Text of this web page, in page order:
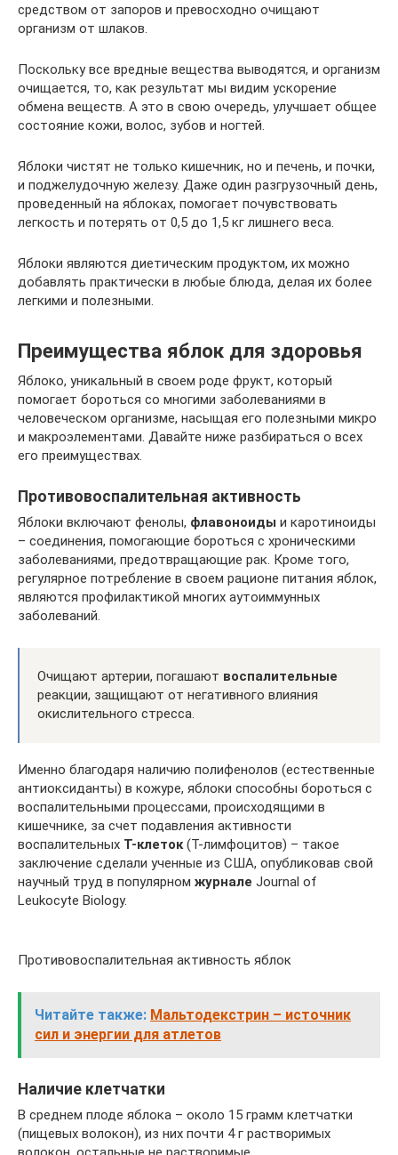
средством от запоров и превосходно очищают
организм от шлаков.
Поскольку все вредные вещества выводятся, и организм
очищается, то, как результат мы видим ускорение
обмена веществ. А это в свою очередь, улучшает общее
состояние кожи, волос, зубов и ногтей.
Яблоки чистят не только кишечник, но и печень, и почки,
и поджелудочную железу. Даже один разгрузочный день,
проведенный на яблоках, помогает почувствовать
легкость и потерять от 0,5 до 1,5 кг лишнего веса.
Яблоки являются диетическим продуктом, их можно
добавлять практически в любые блюда, делая их более
легкими и полезными.
Преимущества яблок для здоровья
Яблоко, уникальный в своем роде фрукт, который
помогает бороться со многими заболеваниями в
человеческом организме, насыщая его полезными микро
и макроэлементами. Давайте ниже разбираться о всех
его преимуществах.
Противовоспалительная активность
Яблоки включают фенолы, флавоноиды и каротиноиды
– соединения, помогающие бороться с хроническими
заболеваниями, предотвращающие рак. Кроме того,
регулярное потребление в своем рационе питания яблок,
являются профилактикой многих аутоиммунных
заболеваний.
Очищают артерии, погашают воспалительные
реакции, защищают от негативного влияния
окислительного стресса.
Именно благодаря наличию полифенолов (естественные
антиоксиданты) в кожуре, яблоки способны бороться с
воспалительными процессами, происходящими в
кишечнике, за счет подавления активности
воспалительных Т-клеток (Т-лимфоцитов) – такое
заключение сделали ученные из США, опубликовав свой
научный труд в популярном журнале Journal of
Leukocyte Biology.
Противовоспалительная активность яблок
Читайте также: Мальтодекстрин – источник
сил и энергии для атлетов
Наличие клетчатки
В среднем плоде яблока – около 15 грамм клетчатки
(пищевых волокон), из них почти 4 г растворимых